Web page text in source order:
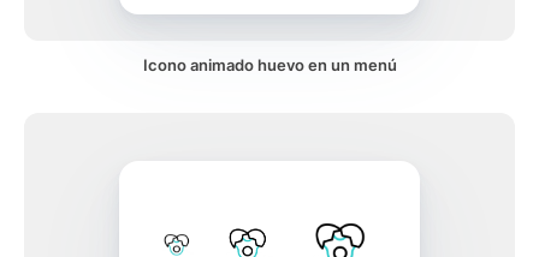
Icono animado huevo en un menú